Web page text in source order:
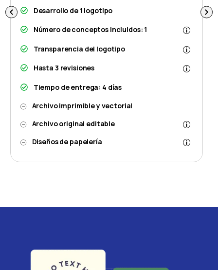
Desarrollo de 1 logotipo
Número de conceptos incluidos: 1
Transparencia del logotipo
Hasta 3 revisiones
Tiempo de entrega: 4 días
Archivo imprimible y vectorial
Archivo original editable
Diseños de papelería